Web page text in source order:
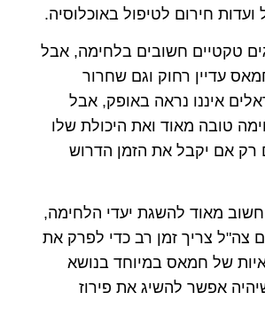
ועדות חירום לטיפול באוכלוסיה.
טקטיים חשובים בלחימה, אבל
עדיין רחוק וגם שחרור
איננו נראה באופק, אבל
טובה מאוד ואת היכולת שלו
רק אם יקבל את הזמן הדרוש
חשוב מאוד להשגת יעדי הלחימה,
צה"ל צריך זמן רב כדי לפרק את
של חמאס במיוחד בנושא
אפשר להשיג את פירוז